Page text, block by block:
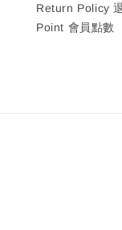
Return Policy
Point 會員點數